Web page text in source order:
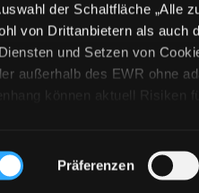
der Schaltfläche „Alle
von Drittanbietern als auch
und Setzen von
außerhalb des EWR ohne
können aktuell Risiken
Sie Erklärungen zu den
können Sie
Präferenzen